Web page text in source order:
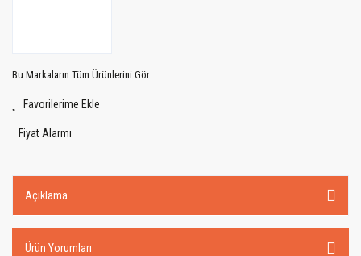
Bu Markaların Tüm Ürünlerini Gör
Fiyat Alarmı
Açıklama
Ürün Yorumları